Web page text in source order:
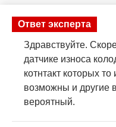
Ответ эксперта
Здравствуйте.
датчике износа
котнтакт которых
возможны и другие
вероятный.